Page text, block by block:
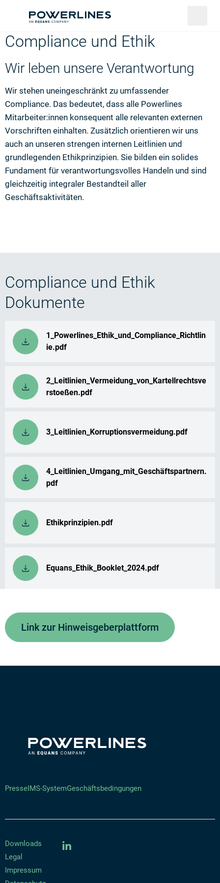
Compliance und Ethik
Wir leben unsere Verantwortung
Wir stehen uneingeschränkt zu umfassender
Compliance. Das bedeutet, dass alle Powerlines
Mitarbeiter:innen konsequent alle relevanten externen
Vorschriften einhalten. Zusätzlich orientieren wir uns
auch an unseren strengen internen Leitlinien und
grundlegenden Ethikprinzipien. Sie bilden ein solides
Fundament für verantwortungsvolles Handeln und sind
gleichzeitig integraler Bestandteil aller
Geschäftsaktivitäten.
Compliance und Ethik
Dokumente
1_Powerlines_Ethik_und_Compliance_Richtlin
ie.pdf
2_Leitlinien_Vermeidung_von_Kartellrechtsve
rstoeßen.pdf
3_Leitlinien_Korruptionsvermeidung.pdf
4_Leitlinien_Umgang_mit_Geschäftspartnern.
pdf
Ethikprinzipien.pdf
Equans_Ethik_Booklet_2024.pdf
Link zur Hinweisgeberplattform
PresseIMS-SystemGeschäftsbedingungen
Downloads
Legal
Impressum